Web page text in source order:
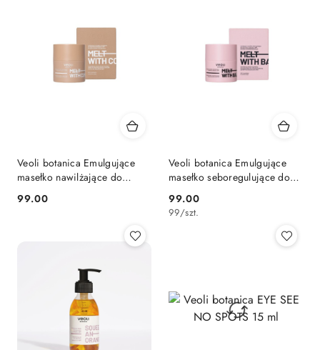
Veoli botanica Emulgujące
masełko nawilżające do
skóry suchej i odwodnionej
Cena:
99.00
Veoli botanica Emulgujące
masełko seboregulujące do
skóry z niedoskonałościami
MELT WITH BALANCE 40 g
Cena:
99.00
99/szt.